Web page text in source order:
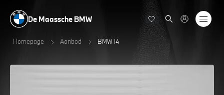
De Maassche BMW
Homepage Aanbod BMW i4